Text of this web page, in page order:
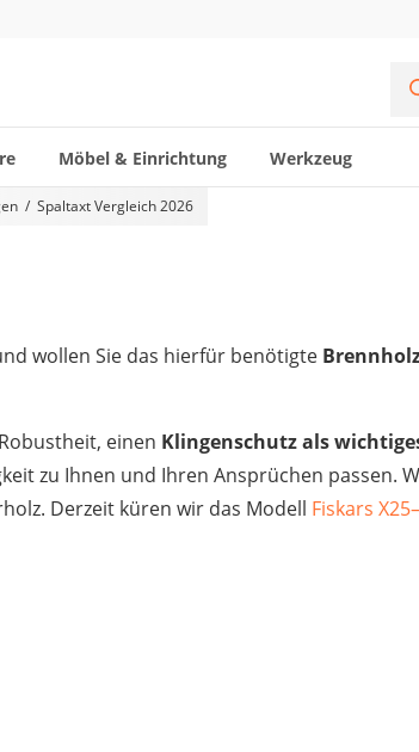
Möbel & Einrichtung Werkzeug
Spaltaxt Vergleich 2026
wollen Sie das hierfür benötigte
einen Klingenschutz als
zu Ihnen und Ihren Ansprüchen passen.
Derzeit küren wir das Modell Fiskars